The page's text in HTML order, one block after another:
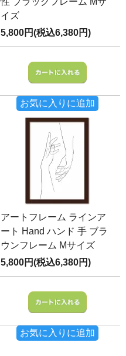
イズ
5,800円(税込6,380円)
お気に入りに追加
アートフレーム ラインア
ート Hand ハンド 手 ブラ
ウンフレーム Mサイズ
5,800円(税込6,380円)
お気に入りに追加